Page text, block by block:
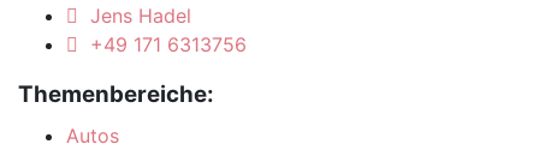
Jens Hadel
+49 171 6313756
Themenbereiche:
Autos